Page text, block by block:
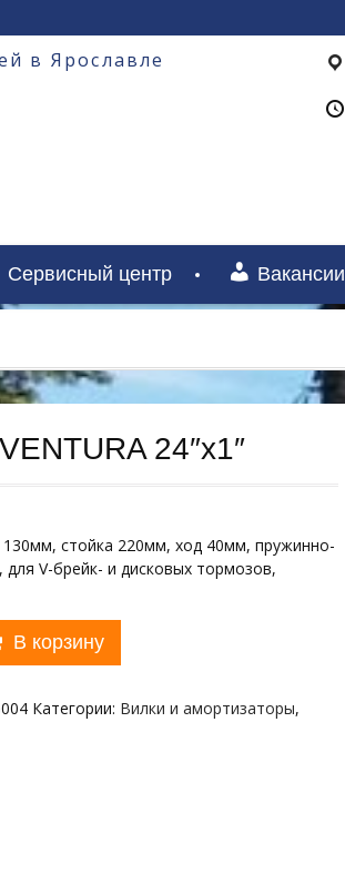
в Ярославле
Сервисный центр Вакансии
24″х1″
130мм, стойка 220мм, ход 40мм, пружинно-
для V-брейк- и дисковых тормозов,
В корзину
Категории: Вилки и амортизаторы,